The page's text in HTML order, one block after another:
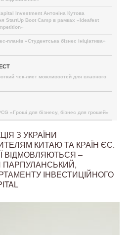
Investment Антоніна Кутова
StartUp Boot Camp в рамках «Ideafest
планів «Студентська бізнес ініціатива»
чек-лист можливостей для власного
«Гроші для бізнесу, бізнес для грошей»
З УКРАЇНИ
КИТАЮ ТА КРАЇН ЄС.
ВІДМОВЛЯЮТЬСЯ –
ПАРПУЛАНСЬКИЙ,
ІНВЕСТИЦІЙНОГО